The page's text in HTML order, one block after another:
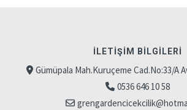
İLETIŞIM BILGILERI
Gümüpala Mah.Kuruçeme Cad.No:33/A
0536 646 10 58